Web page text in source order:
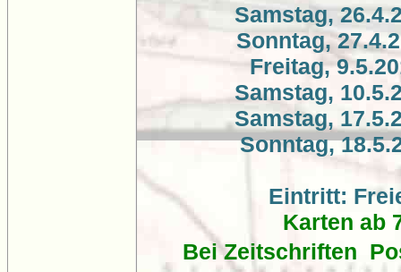
Samstag,
Sonntag,
Freitag,
Samstag,
Samstag,
Sonntag,
Eintritt:
Karten ab
Bei Zeitschriften 